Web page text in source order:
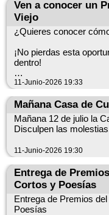
directo desde Fresno
municipio.
Viernes, 12 de junioDe
Ayuntamiento de
conoce a los
una experiencia
Sintonía: 102.8 FM
Entrada libre y gratuita
Una ocasión perfecta
Castilla y León y
¡Que no te lo cuenten,
Ven a conocer un
Viejo
¿Quieres conocer
¡No pierdas esta
dentro!
Mañana viernes 12 de
directo desde Fresno
municipio.
Viernes, 12 de junioDe
Ayuntamiento de
Descubre cómo se
conoce a los
una experiencia
Sintonía: 102.8 FM
Entrada libre y gratuita
11-Junio-2026 19:33
Mañana Casa de
Mañana 12 de julio la
Disculpen las
11-Junio-2026 19:30
Entrega de
Cortos y Poesías
Entrega de Premios
Poesías